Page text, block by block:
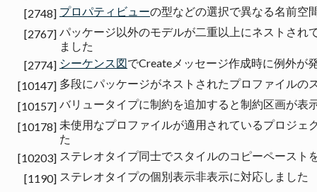
[2748] プロパティビューの型などの選択で異なる名前空
[2767] パッケージ以外のモデルが二重以上にネストさ
ました
[2774] シーケンス図でCreateメッセージ作成時に例外が
[10147] 多段にパッケージがネストされたプロファイル
[10157] バリュータイプに制約を追加すると制約区画が表
[10178] 未使用なプロファイルが適用されているプロジ
た
[10203] ステレオタイプ同士でスタイルのコピーペース
[1190] ステレオタイプの個別表示非表示に対応しました